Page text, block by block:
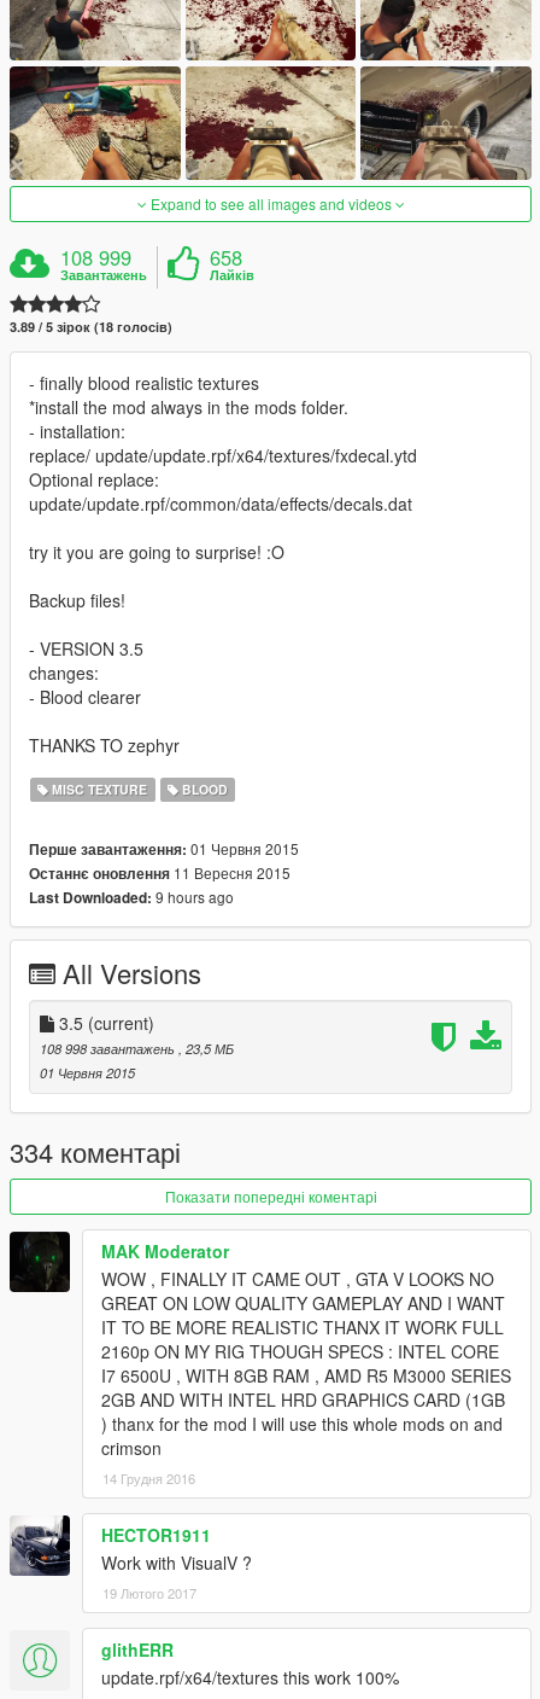
Expand to see all images and videos
108 999
Завантажень
658
Лайків
3.89 / 5 зірок (18 голосів)
- finally blood realistic textures
*install the mod always in the mods folder.
- installation:
replace/ update/update.rpf/x64/textures/fxdecal.ytd
Optional replace:
update/update.rpf/common/data/effects/decals.dat
try it you are going to surprise! :O
Backup files!
- VERSION 3.5
changes:
- Blood clearer
THANKS TO zephyr
MISC TEXTURE BLOOD
Перше завантаження: 01 Червня 2015
Останнє оновлення 11 Вересня 2015
Last Downloaded: 9 hours ago
All Versions
3.5 (current)
108 998 завантажень
, 23,5 МБ
01 Червня 2015
334 коментарі
Показати попередні коментарі
MAK Moderator
WOW , FINALLY IT CAME OUT , GTA V LOOKS NO
GREAT ON LOW QUALITY GAMEPLAY AND I WANT
IT TO BE MORE REALISTIC THANX IT WORK FULL
2160p ON MY RIG THOUGH SPECS : INTEL CORE
I7 6500U , WITH 8GB RAM , AMD R5 M3000 SERIES
2GB AND WITH INTEL HRD GRAPHICS CARD (1GB
) thanx for the mod I will use this whole mods on and
crimson
14 Грудня 2016
HECTOR1911
Work with VisualV ?
19 Лютого 2017
glithERR
update.rpf/x64/textures this work 100%